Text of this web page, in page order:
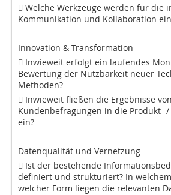
 Welche Werkzeuge werden für die
Kommunikation und Kollaboration
Innovation & Transformation
 Inwieweit erfolgt ein laufendes
Bewertung der Nutzbarkeit neuer
Methoden?
 Inwieweit fließen die Ergebnisse von
Kundenbefragungen in die Produkt- /
ein?
Datenqualität und Vernetzung
 Ist der bestehende
definiert und strukturiert? In
welcher Form liegen die relevanten